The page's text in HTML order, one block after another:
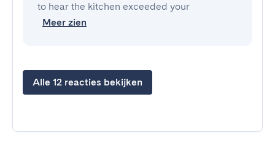
to hear the kitchen exceeded your
Meer zien
Alle 12 reacties bekijken